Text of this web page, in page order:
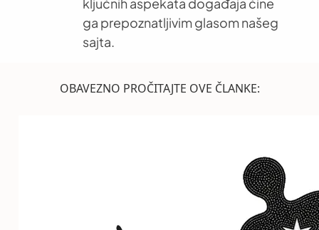
ključnih aspekata događaja čine
ga prepoznatljivim glasom našeg
sajta.
OBAVEZNO PROČITAJTE OVE ČLANKE: